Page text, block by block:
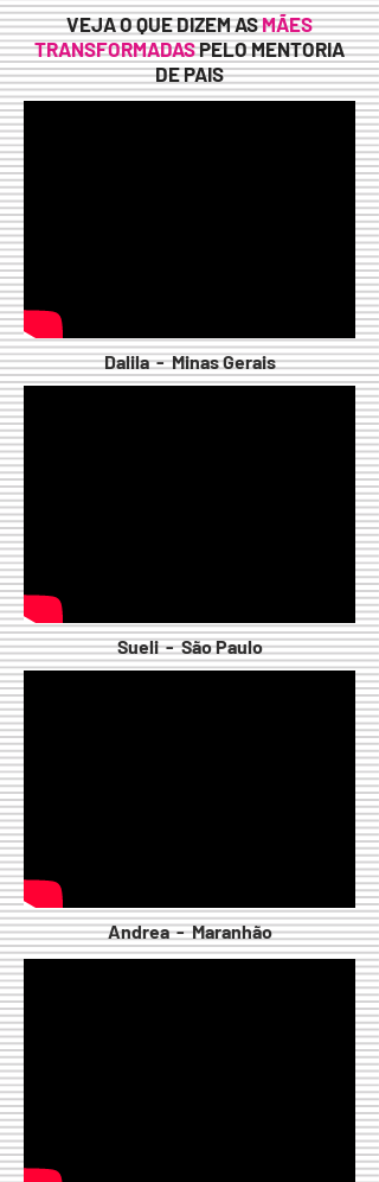
VEJA O QUE DIZEM ASMÃES
TRANSFORMADASPELO MENTORIA
DE PAIS
Dalila - Minas Gerais
Sueli - São Paulo
Andrea - Maranhão